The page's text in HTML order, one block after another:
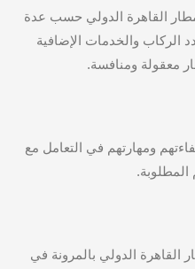
القاهرة الدولي حسب عدة
الركاب والخدمات الإضافية
معقولة ومنافسة.
ومهارتهم في التعامل مع
المطلوبة.
القاهرة الدولي بالمرونة في